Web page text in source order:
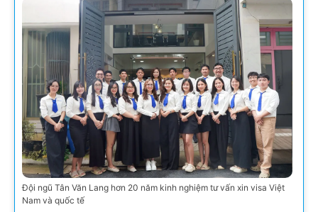
Đội ngũ Tân Văn Lang hơn 20 năm kinh nghiệm tư vấn xin visa Việt
Nam và quốc tế